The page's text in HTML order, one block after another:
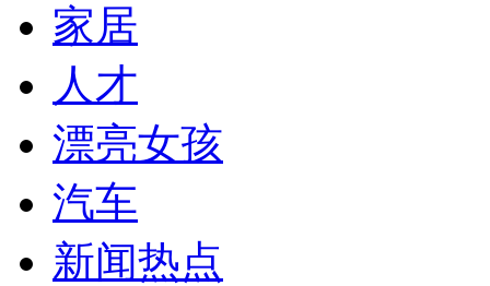
家居
人才
漂亮女孩
汽车
新闻热点